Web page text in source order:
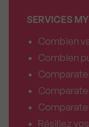
SERVICES
Combien
Combien
Résiliez